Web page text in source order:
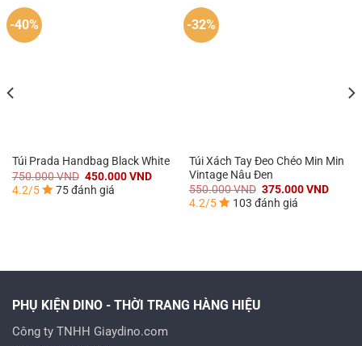
-40%
Túi Prada Handbag Black White
750.000VND Giá
gốc
là:
450.000VNDGiá
4.2/5 75 đánh giá
-32%
Túi Xách Tay Đeo Chéo Min Min
Vintage Nâu Đen
550.000VND Giá
gốc
là:
375.000VNDGiá
4.2/5 103 đánh giá
PHỤ KIỆN DINO - THỜI TRANG HÀNG HIỆU
Công ty TNHH Giaydino.com